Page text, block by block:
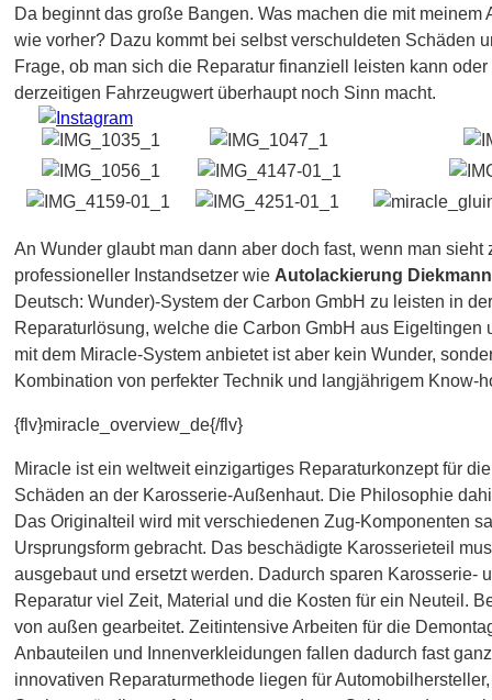
Da beginnt das große Bangen. Was machen die mit meinem
wie vorher? Dazu kommt bei selbst verschuldeten Schäden
Frage, ob man sich die Reparatur finanziell leisten kann
derzeitigen Fahrzeugwert überhaupt noch Sinn macht.
An Wunder glaubt man dann aber doch fast, wenn man sieht
professioneller Instandsetzer wie Autolackierung Diekmann
Deutsch: Wunder)-System der Carbon GmbH zu leisten in
Reparaturlösung, welche die Carbon GmbH aus Eigeltingen
mit dem Miracle-System anbietet ist aber kein Wunder,
Kombination von perfekter Technik und langjährigem Know-
{flv}miracle_overview_de{/flv}
Miracle ist ein weltweit einzigartiges Reparaturkonzept für
Schäden an der Karosserie-Außenhaut. Die Philosophie
Das Originalteil wird mit verschiedenen Zug-Komponenten
Ursprungsform gebracht. Das beschädigte Karosserieteil
ausgebaut und ersetzt werden. Dadurch sparen Karosserie-
Reparatur viel Zeit, Material und die Kosten für ein Neuteil.
von außen gearbeitet. Zeitintensive Arbeiten für die
Anbauteilen und Innenverkleidungen fallen dadurch fast
innovativen Reparaturmethode liegen für